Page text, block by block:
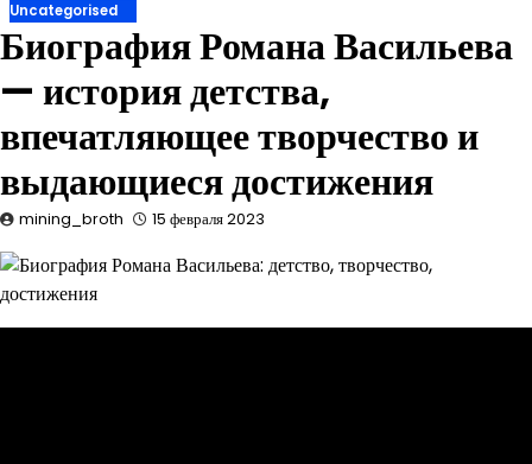
Uncategorised
Биография Романа Васильева
— история детства,
впечатляющее творчество и
выдающиеся достижения
mining_broth 15 февраля 2023